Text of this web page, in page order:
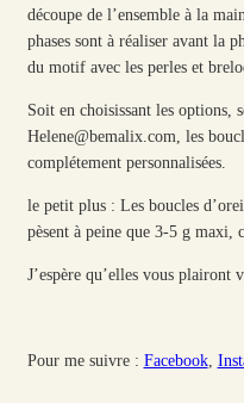
découpe de l’ensemble à la
phases sont à réaliser avant la
du motif avec les perles et
Soit en choisissant les options,
Helene@bemalix.com, les
complétement personnalisées.
le petit plus : Les boucles
pèsent à peine que 3-5 g maxi,
J’espère qu’elles vous plairont
Pour me suivre : Facebook,